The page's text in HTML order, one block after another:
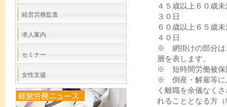
４５歳以上６０歳
３０日
６０歳以上６５歳
４０日
※ 網掛けの部分は
層を表します。
※ 短時間労働被保
※ 倒産・解雇等に
く離職を余儀なく
れることとなる方
経営労務監査
求人案内
セミナー
女性支援